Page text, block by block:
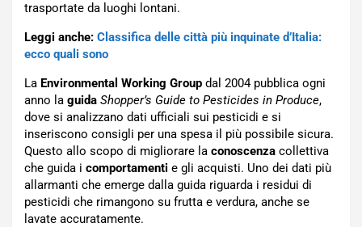
trasportate da luoghi lontani.
Leggi anche: Classifica delle città più inquinate d’Italia:
ecco quali sono
La Environmental Working Group dal 2004 pubblica ogni
anno la guida Shopper’s Guide to Pesticides in Produce,
dove si analizzano dati ufficiali sui pesticidi e si
inseriscono consigli per una spesa il più possibile sicura.
Questo allo scopo di migliorare la conoscenza collettiva
che guida i comportamenti e gli acquisti. Uno dei dati più
allarmanti che emerge dalla guida riguarda i residui di
pesticidi che rimangono su frutta e verdura, anche se
lavate accuratamente.